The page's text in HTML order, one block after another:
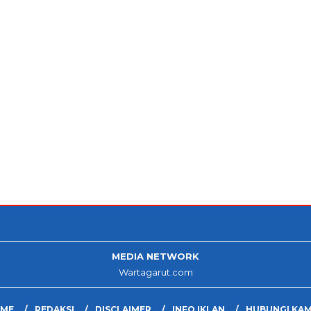
MEDIA NETWORK
Wartagarut.com